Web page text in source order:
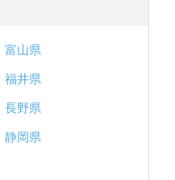
富山県
福井県
長野県
静岡県